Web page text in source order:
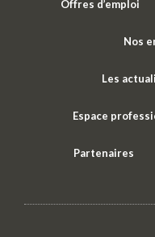
Offres d’emploi
Nos
Les
Espace
Partenaires